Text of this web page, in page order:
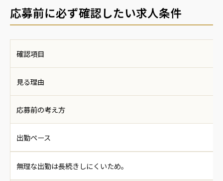
応募前に必ず確認したい求人条件
確認項目
見る理由
応募前の考え方
出勤ペース
無理な出勤は長続きしにくいため。